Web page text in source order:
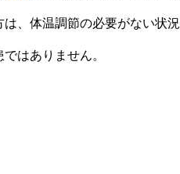
、体温調節の必要がない状
はありません。